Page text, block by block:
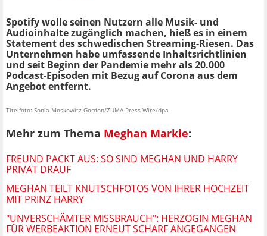
Spotify wolle seinen Nutzern alle Musik- und
Audioinhalte zugänglich machen, hieß es in einem
Statement des schwedischen Streaming-Riesen. Das
Unternehmen habe umfassende Inhaltsrichtlinien
und seit Beginn der Pandemie mehr als 20.000
Podcast-Episoden mit Bezug auf Corona aus dem
Angebot entfernt.
Titelfoto: Sonia Moskowitz Gordon/ZUMA Press Wire/dpa
Mehr zum Thema Meghan Markle:
FREUND PACKT AUS: SO SIND MEGHAN UND HARRY
PRIVAT DRAUF
MEGHAN TEILT KNUTSCHFOTOS VON IHRER HOCHZEIT
MIT PRINZ HARRY
"UNVERSCHÄMTER MISSBRAUCH": HERZOGIN MEGHAN
FÜR WERBEAKTION ERNEUT SCHARF ANGEGANGEN